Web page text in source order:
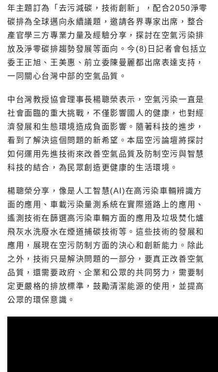
年主題訂為「去污減碳，技術創新」，配合2050淨零
碳排為全球邁向永續議題，邀請各界專家出席，整合
產官學三方專業力量及經驗分享，探討在空氣污染排
放及淨零碳排趨勢發展等面向。今(8)日記者會包括立
委王正旭、王美惠、前立委陳曼麗都出席表達支持，
一同關心台灣中部的空氣品質。
中台灣教授協會理事長楊聰榮表示，空氣污染一直是
社會面臨的重大挑戰，不僅影響國人的健康，也對經
濟發展和生態環境造成負面影響。隨著科技的進步，
看到了解決這個問題的新希望。本屆空污論壇將探討
如何運用先進技術來改善空氣品質及防制空污與智慧
科技的結合，為民眾創造更健康的生活環境。
楊聰榮分享，像是人工智慧(AI)在高污染車輛辨識方
面的應用、車載污染量測系統在實際道路上的應用、
遙測技術在篩選高污染車輛方面的應用及垃圾焚化爐
飛灰水洗廢水在煙道捕碳技術等。這些技術的發展和
應用，展現在空污防制方面的決心和創新能力。除此
之外，技術只是解決問題的一部分，要真正改善空氣
品質，還需要政府、企業和公眾的共同努力，需要制
定更嚴格的排放標準，鼓勵清潔能源的使用，並提高
公眾的環保意識。